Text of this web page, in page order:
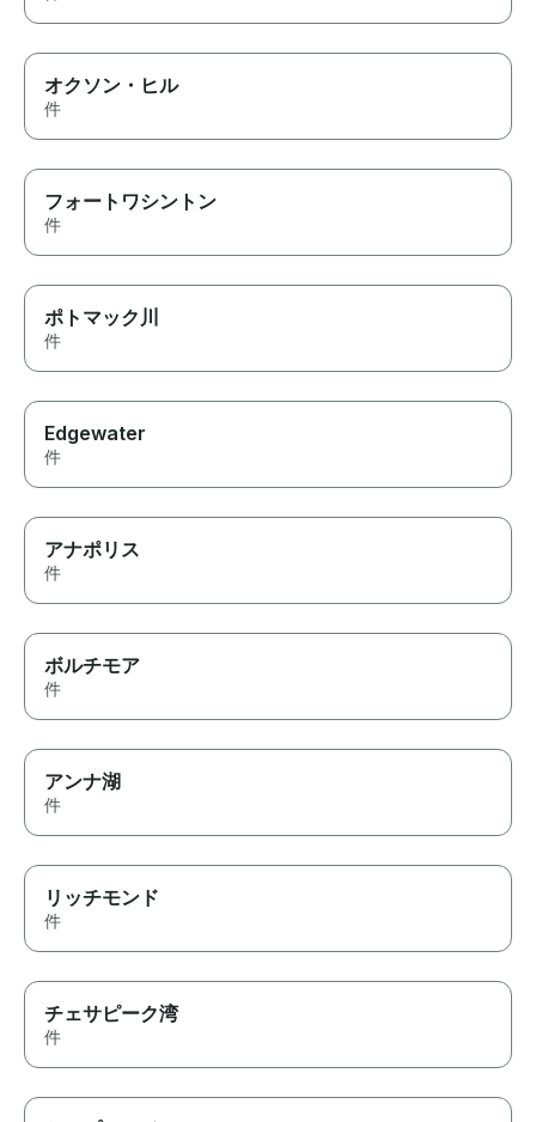
オクソン・ヒル
件
フォートワシントン
件
ポトマック川
件
Edgewater
件
アナポリス
件
ボルチモア
件
アンナ湖
件
リッチモンド
件
チェサピーク湾
件